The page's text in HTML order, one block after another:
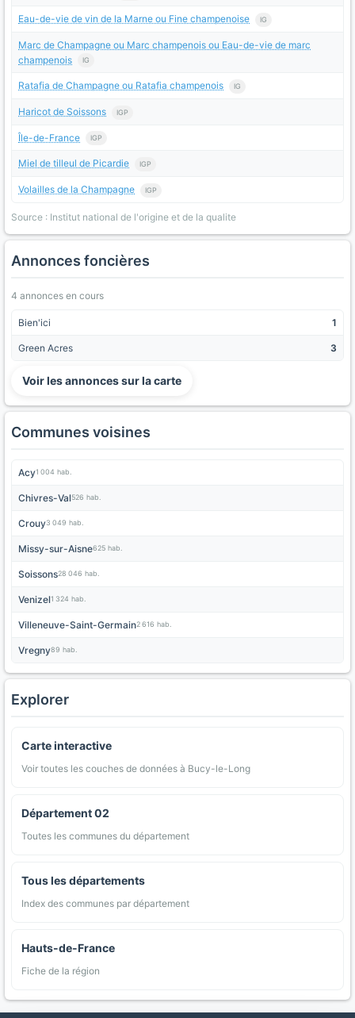
Eau-de-vie de vin de la Marne ou Fine champenoise IG
Marc de Champagne ou Marc champenois ou Eau-de-vie de marc
champenois
IG
Ratafia de Champagne ou Ratafia champenois IG
Haricot de Soissons IGP
Île-de-France IGP
Miel de tilleul de Picardie IGP
Volailles de la Champagne IGP
Source : Institut national de l'origine et de la qualite
Annonces foncières
4 annonces en cours
Bien'ici 1
Green Acres 3
Voir les annonces sur la carte
Communes voisines
Acy1 004 hab.
Chivres-Val526 hab.
Crouy3 049 hab.
Missy-sur-Aisne625 hab.
Soissons28 046 hab.
Venizel1 324 hab.
Villeneuve-Saint-Germain2 616 hab.
Vregny89 hab.
Explorer
Carte interactive
Voir toutes les couches de données à Bucy-le-Long
Département 02
Toutes les communes du département
Tous les départements
Index des communes par département
Hauts-de-France
Fiche de la région